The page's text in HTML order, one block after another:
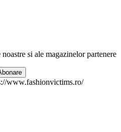
si ale magazinelor partenere
www.fashionvictims.ro/